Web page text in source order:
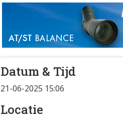
Datum & Tijd
21-06-2025 15:06
Locatie